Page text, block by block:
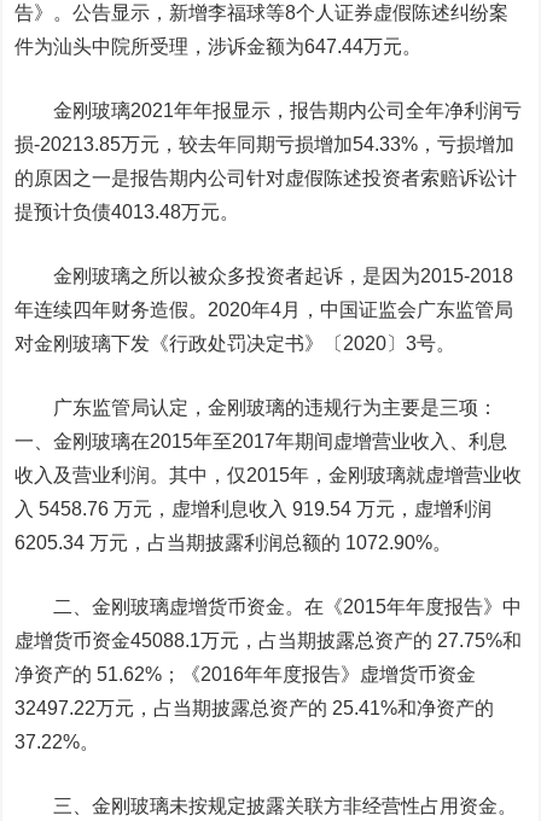
告》。公告显示，新增李福球等8个人证券虚假陈述纠纷案
件为汕头中院所受理，涉诉金额为647.44万元。
金刚玻璃2021年年报显示，报告期内公司全年净利润亏
损-20213.85万元，较去年同期亏损增加54.33%，亏损增加
的原因之一是报告期内公司针对虚假陈述投资者索赔诉讼计
提预计负债4013.48万元。
金刚玻璃之所以被众多投资者起诉，是因为2015-2018
年连续四年财务造假。2020年4月，中国证监会广东监管局
对金刚玻璃下发《行政处罚决定书》〔2020〕3号。
广东监管局认定，金刚玻璃的违规行为主要是三项：
一、金刚玻璃在2015年至2017年期间虚增营业收入、利息
收入及营业利润。其中，仅2015年，金刚玻璃就虚增营业收
入 5458.76 万元，虚增利息收入 919.54 万元，虚增利润
6205.34 万元，占当期披露利润总额的 1072.90%。
二、金刚玻璃虚增货币资金。在《2015年年度报告》中
虚增货币资金45088.1万元，占当期披露总资产的 27.75%和
净资产的 51.62%；《2016年年度报告》虚增货币资金
32497.22万元，占当期披露总资产的 25.41%和净资产的
37.22%。
三、金刚玻璃未按规定披露关联方非经营性占用资金。